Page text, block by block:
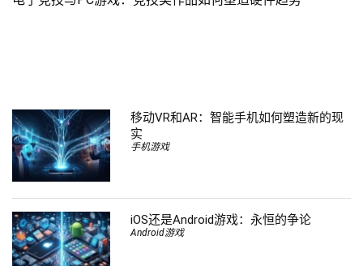
移动VR和AR：智能手机如何塑造新的现
实
手机游戏
iOS还是Android游戏：永恒的争论
Android游戏